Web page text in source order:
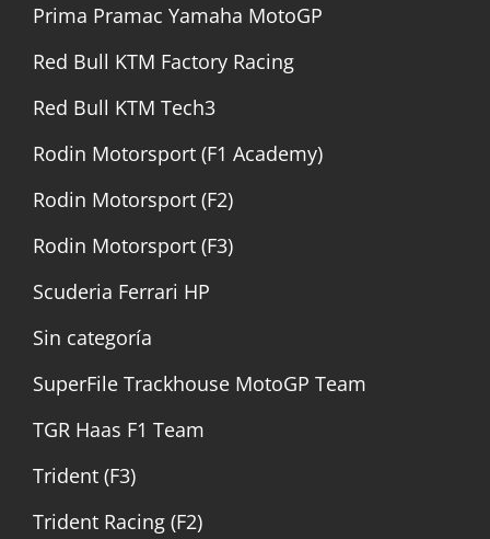
Prima Pramac Yamaha MotoGP
Red Bull KTM Factory Racing
Red Bull KTM Tech3
Rodin Motorsport (F1 Academy)
Rodin Motorsport (F2)
Rodin Motorsport (F3)
Scuderia Ferrari HP
Sin categoría
SuperFile Trackhouse MotoGP Team
TGR Haas F1 Team
Trident (F3)
Trident Racing (F2)